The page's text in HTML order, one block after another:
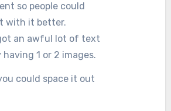
so people could
with it better.
an awful lot of text
1 or 2 images.
could space it out